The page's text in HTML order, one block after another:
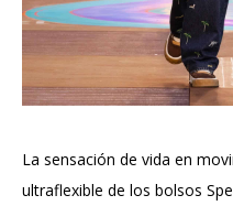
La sensación de vida en
ultraflexible de los bolsos